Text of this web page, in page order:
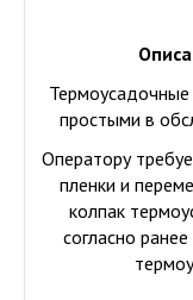
простыми в
Оператору
пленки и
колпак
согласно